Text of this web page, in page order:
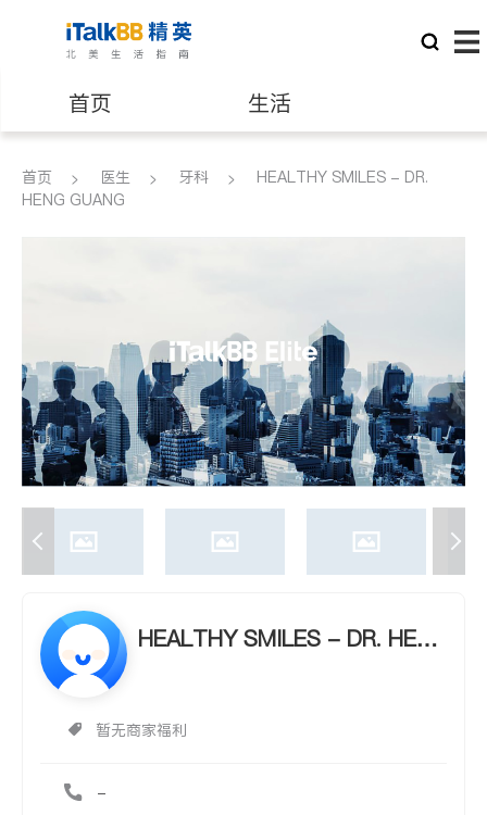
首页 生活
医生 律师
养老 非盈利组织
首页 医生 牙科
HEALTHY SMILES - DR.
HENG GUANG
HEALTHY SMILES - DR. HEN
暂无商家福利
-